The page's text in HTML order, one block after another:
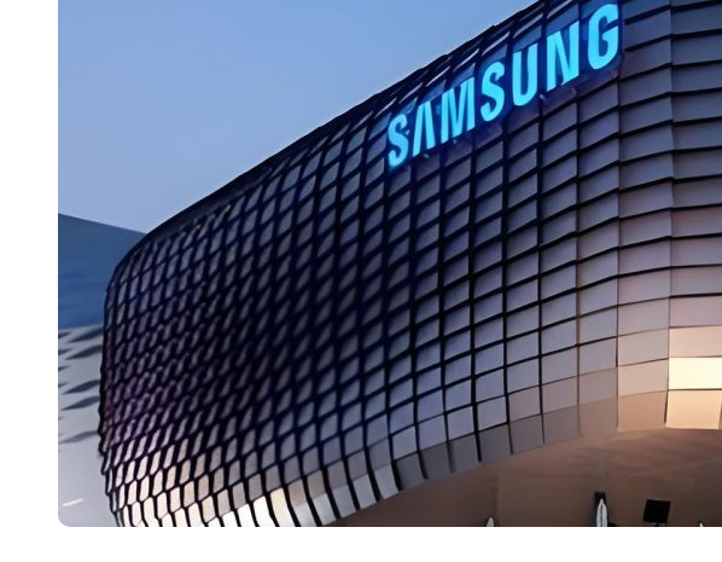
耳机低音像白开水？90%的人第一步就做错了
复古玩家狂喜：Anbernic第三次复刻GBA SP，情怀拉满
Xbox 360 游戏终于要登 PC，光盘党也能“以盘换数”了？
AirTag 新版到底香不香？一篇帮你避坑+种草
净利润暴跌7.7%，苏泊尔开始靠“擦边”续命了？